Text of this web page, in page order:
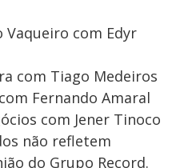
Vaqueiro com Edyr
com Tiago Medeiros
Fernando Amaral
com Jener Tinoco
não refletem
do Grupo Record.